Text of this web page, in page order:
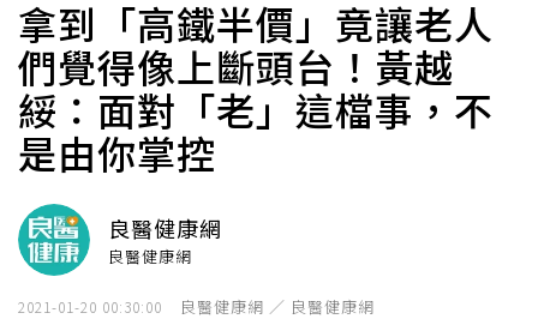
拿到「高鐵半價」竟讓老人
們覺得像上斷頭台！黃越
綏：面對「老」這檔事，不
是由你掌控
良醫健康網
良醫健康網
2021-01-20 00:30:00 良醫健康網 ／ 良醫健康網